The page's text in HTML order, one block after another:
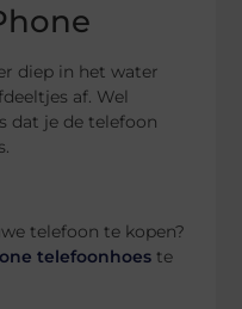
diep in het water
af. Wel
dat je de telefoon
telefoon te kopen?
telefoonhoes te